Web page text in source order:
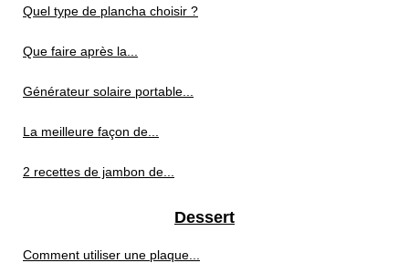
Quel type de plancha choisir ?
Que faire après la...
Générateur solaire portable...
La meilleure façon de...
2 recettes de jambon de...
Dessert
Comment utiliser une plaque...